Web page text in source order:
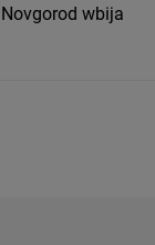
wbija